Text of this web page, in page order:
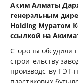
Аким Алматы
генеральным
Holding Муратом
ссылкой на
Стороны обсудили
строительству
производству ПЭТ-